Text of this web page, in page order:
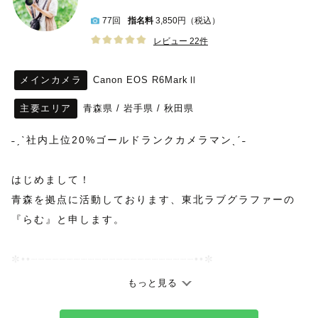
77回 指名料 3,850円（税込）
レビュー 22件
メインカメラ Canon EOS R6MarkⅡ
主要エリア 青森県 / 岩手県 / 秋田県
˗ˏˋ社内上位20%ゴールドランクカメラマンˎˊ˗
はじめまして！
青森を拠点に活動しております、東北ラブグラファーの
『らむ』と申します。
👑社内上位20% ゴールドランクカメラマン
もっと見る